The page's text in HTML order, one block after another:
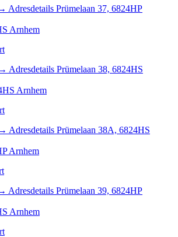
Adresdetails Prümelaan 37, 6824HP
Arnhem
→ Adresdetails Prümelaan 38, 6824HS
Arnhem
→ Adresdetails Prümelaan 38A, 6824HS
Arnhem
Adresdetails Prümelaan 39, 6824HP
Arnhem